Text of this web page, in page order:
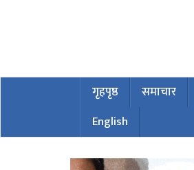
गृहपृष्ठ समाचार
English